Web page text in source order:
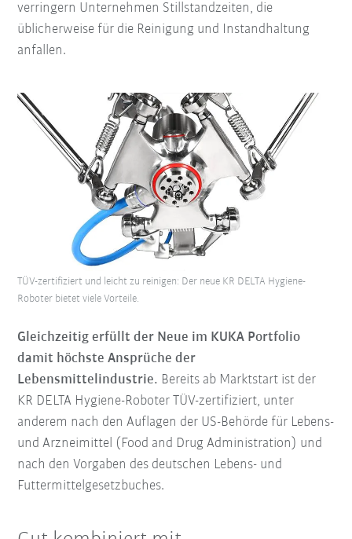
verringern Unternehmen Stillstandzeiten, die
üblicherweise für die Reinigung und Instandhaltung
anfallen.
Gleichzeitig erfüllt der Neue im KUKA Portfolio
damit höchste Ansprüche der
Lebensmittelindustrie. Bereits ab Marktstart ist der
KR DELTA Hygiene-Roboter TÜV-zertifiziert, unter
anderem nach den Auflagen der US-Behörde für Lebens-
und Arzneimittel (Food and Drug Administration) und
nach den Vorgaben des deutschen Lebens- und
Futtermittelgesetzbuches.
TÜV-zertifiziert und leicht zu reinigen: Der neue KR DELTA Hygiene-
Roboter bietet viele Vorteile.